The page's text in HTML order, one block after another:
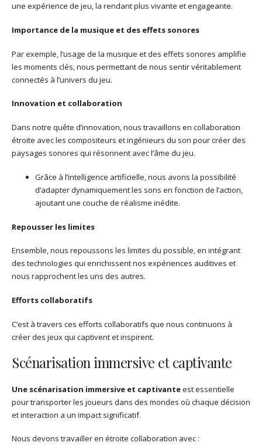
une expérience de jeu, la rendant plus vivante et engageante.
Importance de la musique et des effets sonores
Par exemple, l’usage de la musique et des effets sonores amplifie
les moments clés, nous permettant de nous sentir véritablement
connectés à l’univers du jeu.
Innovation et collaboration
Dans notre quête d’innovation, nous travaillons en collaboration
étroite avec les compositeurs et ingénieurs du son pour créer des
paysages sonores qui résonnent avec l’âme du jeu.
Grâce à l’intelligence artificielle, nous avons la possibilité
d’adapter dynamiquement les sons en fonction de l’action,
ajoutant une couche de réalisme inédite.
Repousser les limites
Ensemble, nous repoussons les limites du possible, en intégrant
des technologies qui enrichissent nos expériences auditives et
nous rapprochent les uns des autres.
Efforts collaboratifs
C’est à travers ces efforts collaboratifs que nous continuons à
créer des jeux qui captivent et inspirent.
Scénarisation immersive et captivante
Une scénarisation immersive et captivanteest essentielle
pour transporter les joueurs dans des mondes où chaque décision
et interaction a un impact significatif.
Nous devons travailler en étroite collaboration avec :